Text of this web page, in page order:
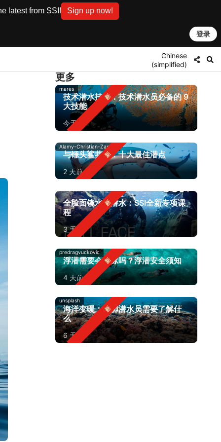
latest from SSI! Sign up now!
登录
Chinese
(simplified)
更多
mares
技术潜水技能：技术潜水员必备的 9
大技能
今天
Alamy-Christian-Zappel
与锤头鲨共潜：十大最佳潜点
2 天前
全脸面镜水肺潜水：SSI全新专项课
程
3 天前
predragvuckovic
浮潜需要会游泳吗？浮潜安全须知
4 天前
unsplash
海洋变暖：水肺潜水员需要了解什
么
6 天前